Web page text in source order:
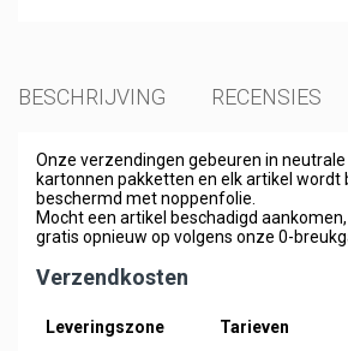
BESCHRIJVING RECENSIES
Onze verzendingen gebeuren in
kartonnen pakketten en elk artikel wordt
beschermd met noppenfolie.
Mocht een artikel beschadigd
gratis opnieuw op volgens onze 0-
Verzendkosten
Leveringszone Tarieven